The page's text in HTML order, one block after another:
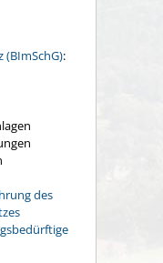
(BImSchG):
des